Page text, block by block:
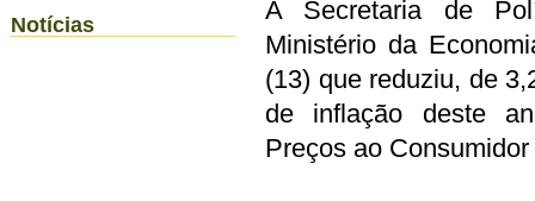
Notícias
A Secretaria de
Ministério da
(13) que reduziu, de
de inflação deste
Preços ao